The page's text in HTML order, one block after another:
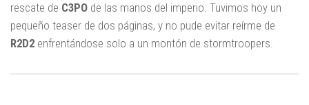
rescate de C3PO de las manos del imperio. Tuvimos hoy un
pequeño teaser de dos páginas, y no pude evitar reírme de
R2D2 enfrentándose solo a un montón de stormtroopers.